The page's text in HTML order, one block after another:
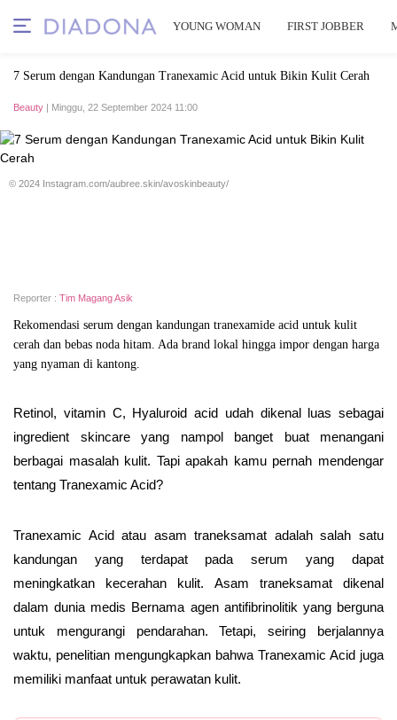
YOUNG WOMAN FIRST JOBBER
7 Serum dengan Kandungan Tranexamic Acid untuk Bikin Kulit Cerah
Beauty | Minggu, 22 September 2024 11:00
© 2024 Instagram.com/aubree.skin/avoskinbeauty/
Reporter : Tim Magang Asik
Rekomendasi serum dengan kandungan tranexamide acid untuk kulit
cerah dan bebas noda hitam. Ada brand lokal hingga impor dengan harga
yang nyaman di kantong.
Retinol, vitamin C, Hyaluroid acid udah dikenal luas sebagai
ingredient skincare yang nampol banget buat menangani
berbagai masalah kulit. Tapi apakah kamu pernah mendengar
tentang Tranexamic Acid?
Tranexamic Acid atau asam traneksamat adalah salah satu
kandungan yang terdapat pada serum yang dapat
meningkatkan kecerahan kulit. Asam traneksamat dikenal
dalam dunia medis Bernama agen antifibrinolitik yang berguna
untuk mengurangi pendarahan. Tetapi, seiring berjalannya
waktu, penelitian mengungkapkan bahwa Tranexamic Acid juga
memiliki manfaat untuk perawatan kulit.